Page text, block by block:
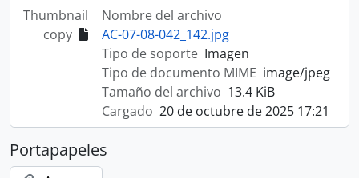
Thumbnail
copy
Nombre del archivo
AC-07-08-042_142.jpg
Tipo de soporte Imagen
Tipo de documento MIME image/jpeg
Tamaño del archivo 13.4 KiB
Cargado 20 de octubre de 2025 17:21
Portapapeles